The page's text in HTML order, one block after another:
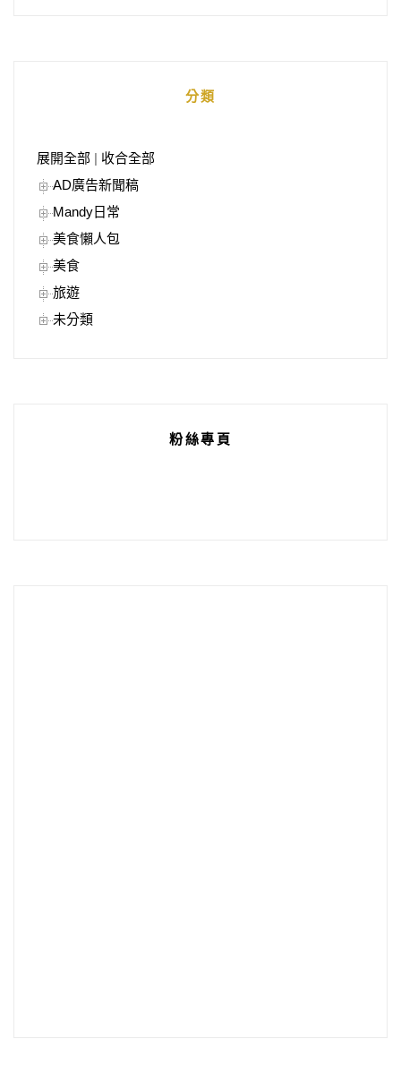
分類
展開全部
收合全部
AD廣告新聞稿
Mandy日常
美食懶人包
美食
旅遊
未分類
粉絲專頁